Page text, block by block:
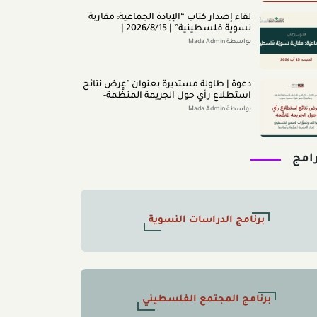
لقاء إصدار كتاب “اﻹﺑﺎدةّ اﻟﺠﻤﺎﻋﻴﺔ: ﻣﻘﺎرﺑﺔ
ﻧﺴﻮﻳﺔ ﻓﻠﺴﻄﻴﻨﻴﺔ” | 2026/8/15 |
بواسطة Mada Admin
دعوة | طاولة مستديرة بعنوان "عرض نتائج
استطلاع رأي حول الجريمة المنظَّمة-
مواقف وتصوُّرات المجتمع الفلسطينيّ
بواسطة Mada Admin
برنامج الدراسات النسوية
برنامج المجتمع الفلسطيني